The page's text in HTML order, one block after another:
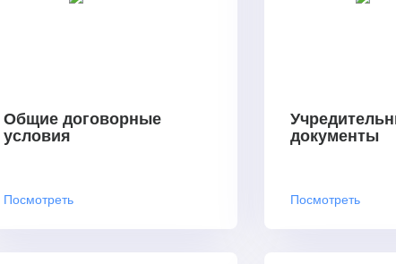
Общие договорные
условия
Посмотреть
документы
Посмотреть